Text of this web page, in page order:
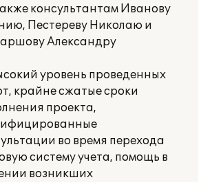
консультантам Иванову
Пестереву Николаю и
Александру
уровень проведенных
крайне сжатые сроки
проекта,
во время перехода
систему учета, помощь в
возникших